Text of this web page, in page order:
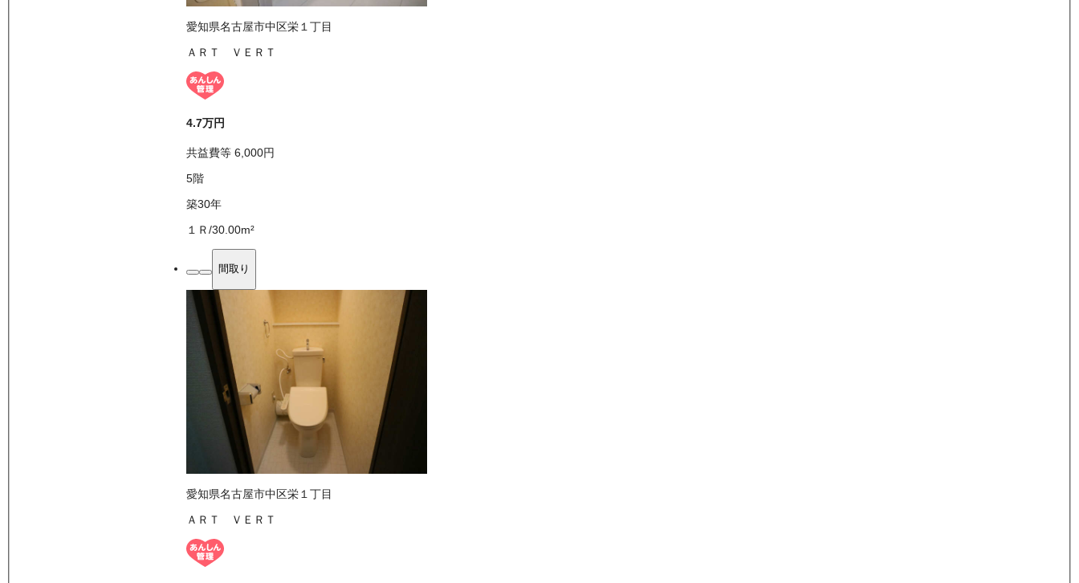
愛知県名古屋市中区栄１丁目
ＡＲＴ ＶＥＲＴ
4.7万円
共益費等 6,000円
5階
築30年
１Ｒ/30.00m²
間取り
愛知県名古屋市中区栄１丁目
ＡＲＴ ＶＥＲＴ